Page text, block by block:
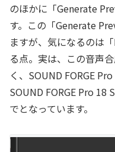
のほかに「Generate
す。この「Generate
ますが、気になるのは
る点。実は、この音声
く、SOUND FORGE
SOUND FORGE Pro 18
でとなっています。